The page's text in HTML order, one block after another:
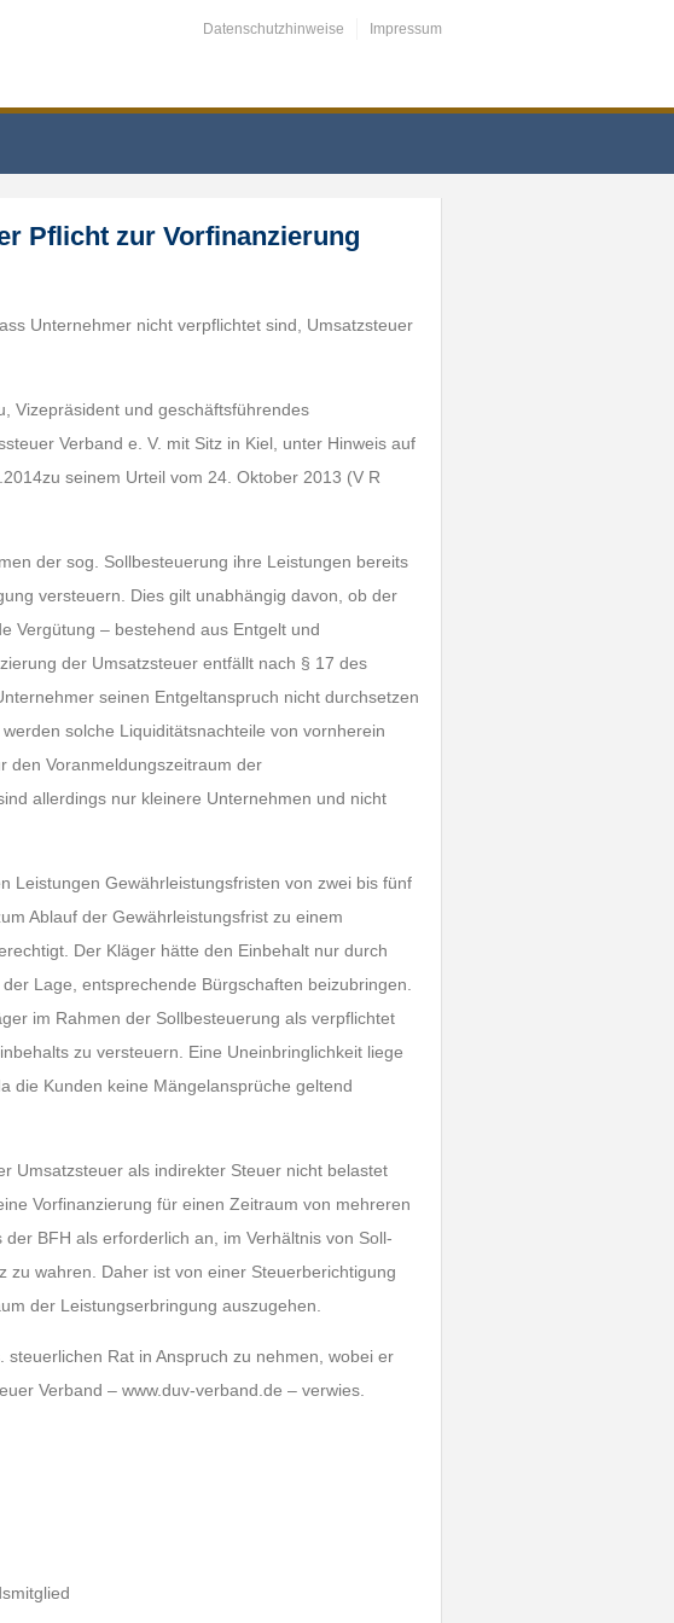
Datenschutzhinweise Impressum
Pflicht zur Vorfinanzierung
Unternehmer nicht verpflichtet sind, Umsatzsteuer
Vizepräsident und geschäftsführendes
Verband e. V. mit Sitz in Kiel, unter Hinweis auf
seinem Urteil vom 24. Oktober 2013 (V R
der sog. Sollbesteuerung ihre Leistungen bereits
versteuern. Dies gilt unabhängig davon, ob der
Vergütung – bestehend aus Entgelt und
der Umsatzsteuer entfällt nach § 17 des
seinen Entgeltanspruch nicht durchsetzen
solche Liquiditätsnachteile von vornherein
den Voranmeldungszeitraum der
allerdings nur kleinere Unternehmen und nicht
Leistungen Gewährleistungsfristen von zwei bis fünf
Ablauf der Gewährleistungsfrist zu einem
Der Kläger hätte den Einbehalt nur durch
Lage, entsprechende Bürgschaften beizubringen.
im Rahmen der Sollbesteuerung als verpflichtet
zu versteuern. Eine Uneinbringlichkeit liege
die Kunden keine Mängelansprüche geltend
Umsatzsteuer als indirekter Steuer nicht belastet
Vorfinanzierung für einen Zeitraum von mehreren
BFH als erforderlich an, im Verhältnis von Soll-
wahren. Daher ist von einer Steuerberichtigung
der Leistungserbringung auszugehen.
Rat in Anspruch zu nehmen, wobei er
Verband – www.duv-verband.de – verwies.